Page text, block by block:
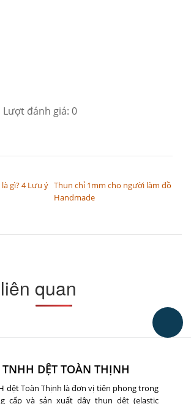
Lượt đánh giá: 0
gì? 4 Lưu ý Thun chỉ 1mm cho người làm đồ
Handmade
quan
TNHH DỆT TOÀN THỊNH
dệt Toàn Thịnh là đơn vị tiên phong trong
cấp và sản xuất dây thun dệt (elastic